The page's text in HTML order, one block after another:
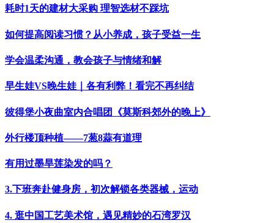
耗时1天的建材大采购 理智选材不踩坑
如何提高阅读习惯？从小养成，孩子受益一生
学会温柔沟通，教会孩子与情绪和解
早生娃VS晚生娃｜各有利弊！看完不再纠结
彼得堡小夜曲室内合唱团《莫斯科郊外的晚上》
外行楼顶种植——7葱8蒜有道理
有用过墨旱莲染发的吗？
3.下班奔赴健身房，初次解锁各类器械，运动
4. 逛中国工艺美术馆，遇见精妙的石湾罗汉